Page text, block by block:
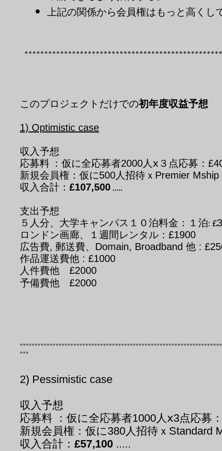
上記の関係から会員権はもっと高くし
このプロジェクトだけでの初年度収益予想
1) Optimistic case
収入予想
応募料 ：仮に全応募者2000人ⅹ３点応募：
新規会員権：仮に500人招待ｘ Premier Mship
収入合計： £107,500 .....
支出予想
５人分、大学キャンパス１０泊料金：１泊: £
ロンドン画廊、１週間レンタル： £1900
広告費, 郵送費、Domain, Broadband 他 :
作品運送費他 : £1000
人件費他 £2000
予備費他 £2000
***
2) Pessimistic case
収入予想
応募料 ：仮に全応募者1000人ⅹ3点応募
新規会員権：仮に380人招待ｘ
収入合計： £57,100 .....